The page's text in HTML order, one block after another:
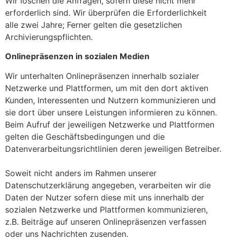
erforderlich sind. Wir überprüfen die Erforderlichkeit
alle zwei Jahre; Ferner gelten die gesetzlichen
Archivierungspflichten.
Onlinepräsenzen in sozialen Medien
Wir unterhalten Onlinepräsenzen innerhalb sozialer
Netzwerke und Plattformen, um mit den dort aktiven
Kunden, Interessenten und Nutzern kommunizieren und
sie dort über unsere Leistungen informieren zu können.
Beim Aufruf der jeweiligen Netzwerke und Plattformen
gelten die Geschäftsbedingungen und die
Datenverarbeitungsrichtlinien deren jeweiligen Betreiber.
Soweit nicht anders im Rahmen unserer
Datenschutzerklärung angegeben, verarbeiten wir die
Daten der Nutzer sofern diese mit uns innerhalb der
sozialen Netzwerke und Plattformen kommunizieren,
z.B. Beiträge auf unseren Onlinepräsenzen verfassen
oder uns Nachrichten zusenden.